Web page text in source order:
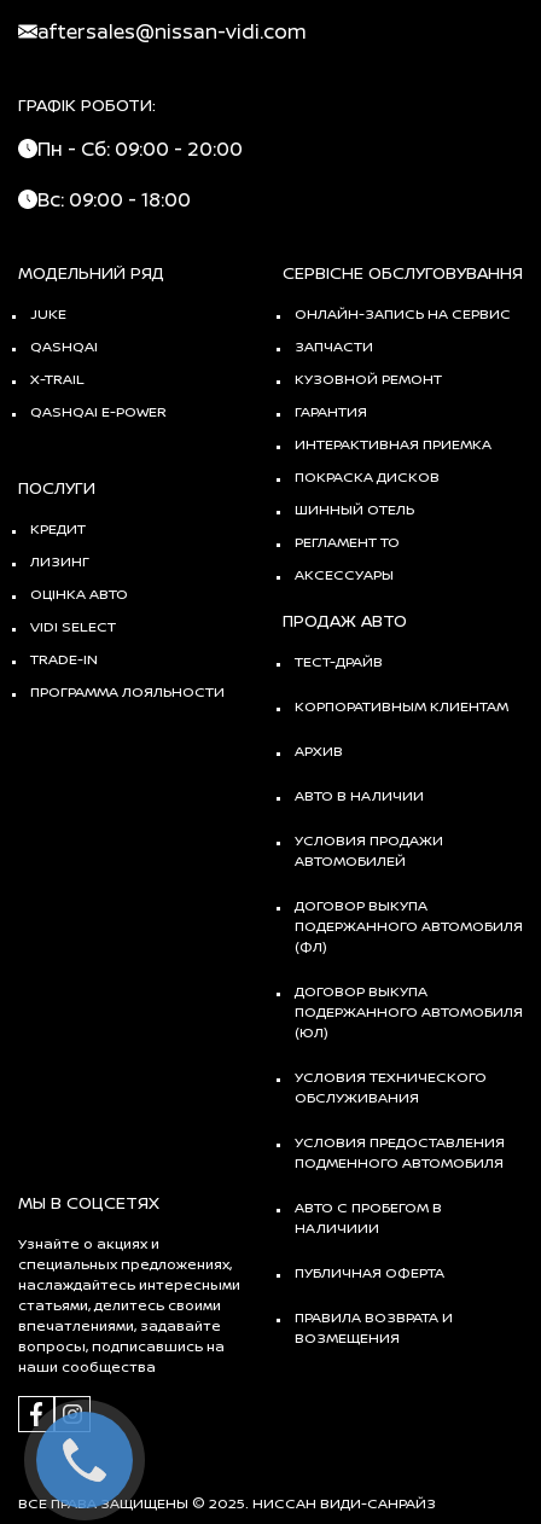
aftersales@nissan-vidi.com
ГРАФІК РОБОТИ:
Пн - Сб: 09:00 - 20:00
Вс: 09:00 - 18:00
МОДЕЛЬНИЙ РЯД
JUKE
QASHQAI
X-TRAIL
QASHQAI E-POWER
СЕРВІСНЕ ОБСЛУГОВУВАННЯ
ОНЛАЙН-ЗАПИСЬ НА СЕРВИС
ЗАПЧАСТИ
КУЗОВНОЙ РЕМОНТ
ГАРАНТИЯ
ИНТЕРАКТИВНАЯ ПРИЕМКА
ПОКРАСКА ДИСКОВ
ШИННЫЙ ОТЕЛЬ
РЕГЛАМЕНТ ТО
АКСЕССУАРЫ
ПОСЛУГИ
КРЕДИТ
ЛИЗИНГ
ОЦІНКА АВТО
VIDI SELECT
TRADE-IN
ПРОГРАММА ЛОЯЛЬНОСТИ
ПРОДАЖ АВТО
ТЕСТ-ДРАЙВ
КОРПОРАТИВНЫМ КЛИЕНТАМ
АРХИВ
АВТО В НАЛИЧИИ
УСЛОВИЯ ПРОДАЖИ
АВТОМОБИЛЕЙ
ДОГОВОР ВЫКУПА
ПОДЕРЖАННОГО АВТОМОБИЛЯ
(ФЛ)
ДОГОВОР ВЫКУПА
ПОДЕРЖАННОГО АВТОМОБИЛЯ
(ЮЛ)
УСЛОВИЯ ТЕХНИЧЕСКОГО
ОБСЛУЖИВАНИЯ
УСЛОВИЯ ПРЕДОСТАВЛЕНИЯ
ПОДМЕННОГО АВТОМОБИЛЯ
АВТО С ПРОБЕГОМ В
НАЛИЧИИИ
ПУБЛИЧНАЯ ОФЕРТА
ПРАВИЛА ВОЗВРАТА И
ВОЗМЕЩЕНИЯ
МЫ В СОЦСЕТЯХ
Узнайте о акциях и
специальных предложениях,
наслаждайтесь интересными
статьями, делитесь своими
впечатлениями, задавайте
вопросы, подписавшись на
наши сообщества
ВСЕ ПРАВА ЗАЩИЩЕНЫ © 2025. НИССАН ВИДИ-САНРАЙЗ